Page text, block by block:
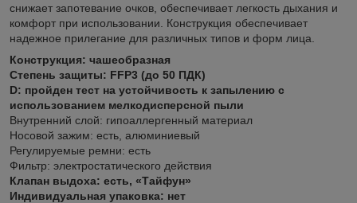
снижает запотевание очков, обеспечивает легкость дыхания и
комфорт при использовании. Конструкция обеспечивает
надежное прилегание для различных типов и форм лица.
Конструкция: чашеобразная
Степень защиты: FFP3 (до 50 ПДК)
D: пройден тест на устойчивость к запылению с
использованием мелкодисперсной пыли
Внутренний слой: гипоаллергенный материал
Носовой зажим: есть, алюминиевый
Регулируемые ремни: есть
Фильтр: электростатического действия
Клапан выдоха: есть, «Тайфун»
Индивидуальная упаковка: нет